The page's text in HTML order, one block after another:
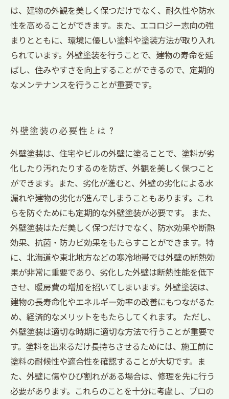
は、建物の外観を美しく保つだけでなく、耐久性や防水
性を高めることができます。また、エコロジー志向の強
まりとともに、環境に優しい塗料や塗装方法が取り入れ
られています。外壁塗装を行うことで、建物の寿命を延
ばし、住みやすさを向上することができるので、定期的
なメンテナンスを行うことが重要です。
外壁塗装の必要性とは？
外壁塗装は、住宅やビルの外壁に塗ることで、塗料が劣
化したり汚れたりするのを防ぎ、外観を美しく保つこと
ができます。また、劣化が進むと、外壁の劣化による水
漏れや建物の劣化が進んでしまうこともあります。これ
らを防ぐためにも定期的な外壁塗装が必要です。 また、
外壁塗装はただ美しく保つだけでなく、防水効果や断熱
効果、抗菌・防カビ効果をもたらすことができます。特
に、北海道や東北地方などの寒冷地帯では外壁の断熱効
果が非常に重要であり、劣化した外壁は断熱性能を低下
させ、暖房費の増加を招いてしまいます。外壁塗装は、
建物の長寿命化やエネルギー効率の改善にもつながるた
め、経済的なメリットをもたらしてくれます。 ただし、
外壁塗装は適切な時期に適切な方法で行うことが重要で
す。塗料を出来るだけ長持ちさせるためには、施工前に
塗料の耐候性や適合性を確認することが大切です。ま
た、外壁に傷やひび割れがある場合は、修理を先に行う
必要があります。これらのことを十分に考慮し、プロの